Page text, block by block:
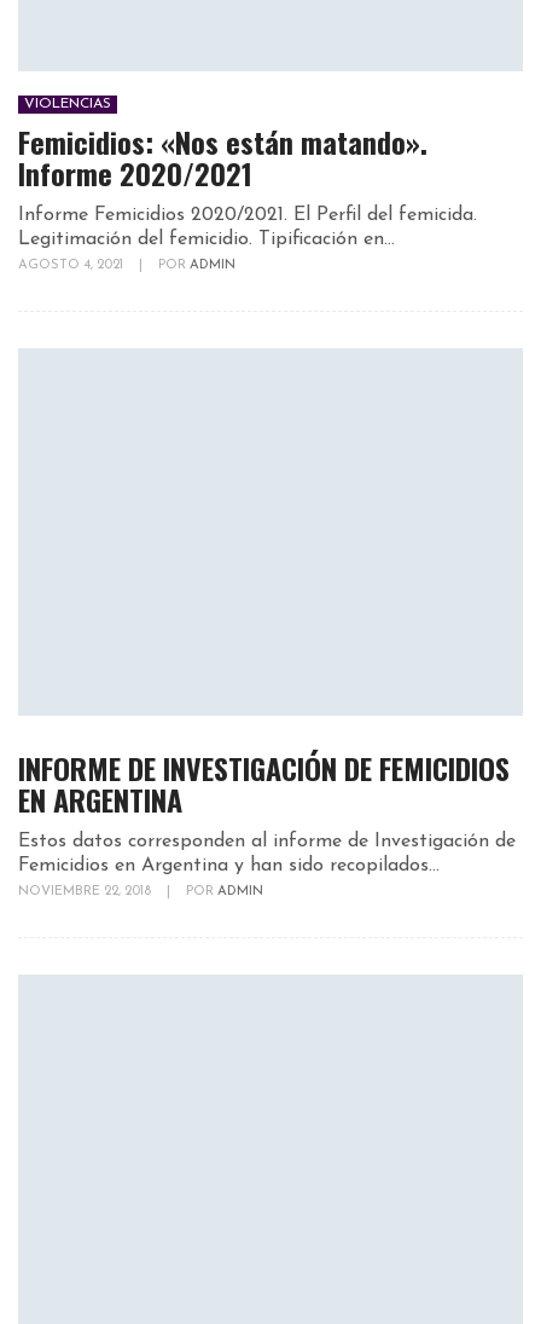
VIOLENCIAS
Femicidios: «Nos están matando».
Informe 2020/2021
Informe Femicidios 2020/2021. El Perfil del femicida.
Legitimación del femicidio. Tipificación en...
AGOSTO 4, 2021 POR ADMIN
INFORME DE INVESTIGACIÓN DE FEMICIDIOS
EN ARGENTINA
Estos datos corresponden al informe de Investigación de
Femicidios en Argentina y han sido recopilados...
NOVIEMBRE 22, 2018 POR ADMIN